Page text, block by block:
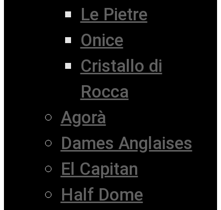
Le Pietre
Onice
Cristallo di
Rocca
Agorà
Dames Anglaises
El Capitan
Half Dome